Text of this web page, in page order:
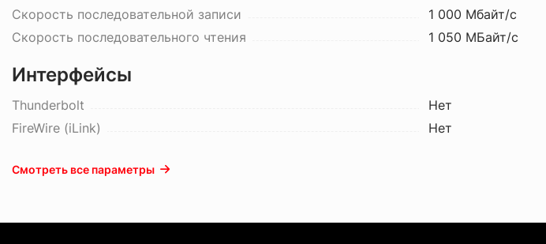
Скорость последовательной записи
1 000 Мбайт/с
Скорость последовательного чтения
1 050 МБайт/с
Интерфейсы
Thunderbolt
Нет
FireWire (iLink)
Нет
Смотреть все параметры